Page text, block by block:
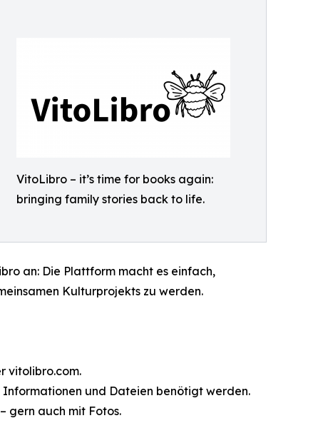
VitoLibro – it’s time for books again:
bringing family stories back to life.
an: Die Plattform macht es einfach,
Kulturprojekts zu werden.
vitolibro.com.
und Dateien benötigt werden.
gern auch mit Fotos.